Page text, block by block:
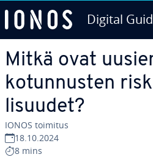
Digital
Mitkä ovat
ko­tun­nus­ten
li­suu­det?
IONOS toimitus
18.10.2024
8 mins